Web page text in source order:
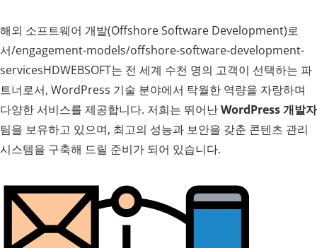
해외 소프트웨어 개발(Offshore Software Development)로
서/engagement-models/offshore-software-development-
servicesHDWEBSOFT는 전 세계 수천 명의 고객이 선택하는 파
트너로서, WordPress 기술 분야에서 탁월한 역량을 자랑하며
다양한 서비스를 제공합니다. 저희는 뛰어난WordPress 개발자
팀을 보유하고 있으며, 최고의 성능과 보안을 갖춘 콘텐츠 관리
시스템을 구축해 드릴 준비가 되어 있습니다.